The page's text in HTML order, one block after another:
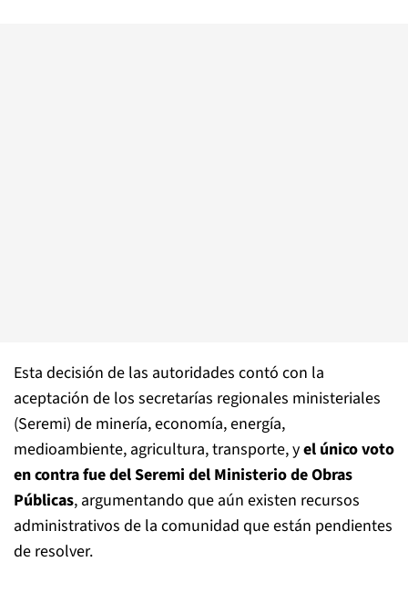
Esta decisión de las autoridades contó con la
aceptación de los secretarías regionales ministeriales
(Seremi) de minería, economía, energía,
medioambiente, agricultura, transporte, yel único voto
en contra fue del Seremi del Ministerio de Obras
Públicas, argumentando que aún existen recursos
administrativos de la comunidad que están pendientes
de resolver.